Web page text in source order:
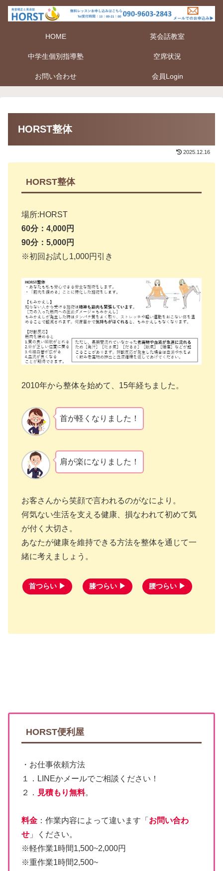
HOME 英会話教室
中学生個別指導塾 空席状況
お問い合わせ 会員Login
HORST整体
2025.12.16
HORST整体
場所:HORST
60分：4,000円
90分：5,000円
※初回お試し1,000円引き
2010年から整体を始めて、15年経ちました。
首が軽くなりました！
肩が楽になりました！
お客さんから笑顔で言われるのがなにより。
何気ない生活を支える健康、損なわれて初めて気
が付く大切さ。
あなたが健康を維持できる方法を整体を通じて一
緒に考えましょう。
首つらい ▶ 膝つらい ▶ 腰つらい ▶
HORST便利屋
・お仕事依頼方法
１．LINEかメールでご相談ください！
２． 見積もり無料。
料金 ：作業内容によって違います「 お問い合わ
せ 」ください。
※軽作業1時間1,500~2,000円
※重作業1時間2,500~